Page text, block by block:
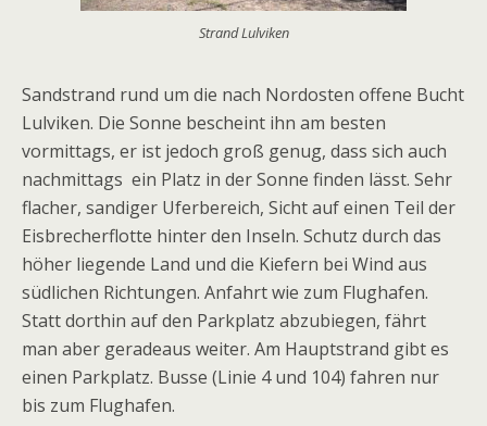
Strand Lulviken
Sandstrand rund um die nach Nordosten offene Bucht
Lulviken. Die Sonne bescheint ihn am besten
vormittags, er ist jedoch groß genug, dass sich auch
nachmittags ein Platz in der Sonne finden lässt. Sehr
flacher, sandiger Uferbereich, Sicht auf einen Teil der
Eisbrecherflotte hinter den Inseln. Schutz durch das
höher liegende Land und die Kiefern bei Wind aus
südlichen Richtungen. Anfahrt wie zum Flughafen.
Statt dorthin auf den Parkplatz abzubiegen, fährt
man aber geradeaus weiter. Am Hauptstrand gibt es
einen Parkplatz. Busse (Linie 4 und 104) fahren nur
bis zum Flughafen.